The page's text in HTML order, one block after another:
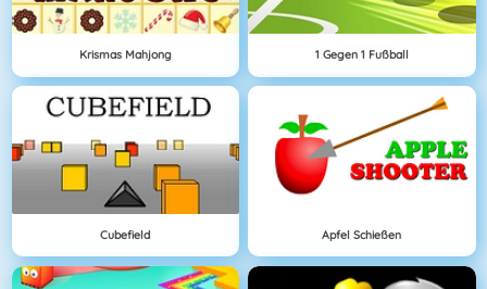
Krismas Mahjong 1 Gegen 1 Fußball
Cubefield Apfel Schießen